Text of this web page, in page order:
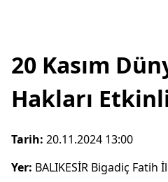
20 Kasım
Hakları
Tarih: 20.11.2024 13:00
Yer: BALIKESİR Bigadiç Fatih